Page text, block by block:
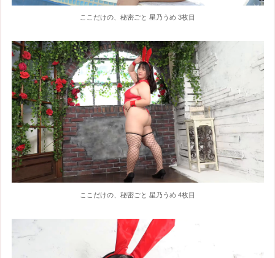
ここだけの、秘密ごと 星乃うめ 3枚目
ここだけの、秘密ごと 星乃うめ 4枚目